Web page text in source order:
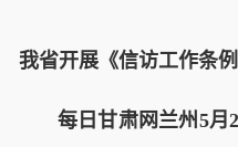
我省开展《信访工作条
每日甘肃网兰州5月